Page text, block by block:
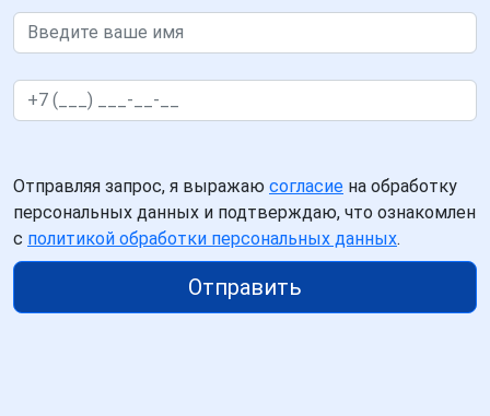
Отправляя запрос, я выражаю согласие на обработку
персональных данных и подтверждаю, что ознакомлен
с политикой обработки персональных данных.
Отправить